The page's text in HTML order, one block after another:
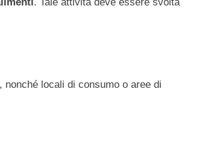
locali di consumo o aree di